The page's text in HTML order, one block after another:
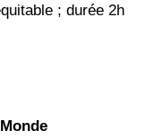
; durée 2h